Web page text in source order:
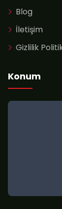
Blog
İletişim
Gizlilik
Konum